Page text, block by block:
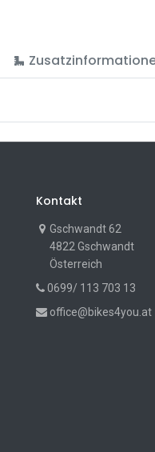
Kontakt
Gschwandt 62
4822 Gschwandt
Österreich
0699/ 113 703 13
office@bikes4you.at